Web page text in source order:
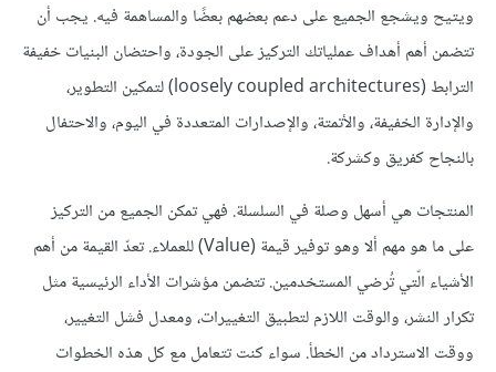
ويتيح ويشجع الجميع على دعم بعضهم بعضًا والمساهمة فيه. يجب أن
تتضمن أهم أهداف عملياتك التركيز على الجودة، واحتضان البنيات خفيفة
الترابط (loosely coupled architectures) لتمكين التطوير،
والإدارة الخفيفة، والأتمتة، والإصدارات المتعددة في اليوم، والاحتفال
بالنجاح كفريق وكشركة.
المنتجات هي أسهل وصلة في السلسلة. فهي تمكن الجميع من التركيز
على ما هو مهم ألا وهو توفير قيمة (Value) للعملاء. تعدّ القيمة من أهم
الأشياء الّتي تُرضي المستخدمين. تتضمن مؤشرات الأداء الرئيسية مثل
تكرار النشر، والوقت اللازم لتطبيق التغييرات، ومعدل فشل التغيير،
ووقت الاسترداد من الخطأ. سواء كنت تتعامل مع كل هذه الخطوات